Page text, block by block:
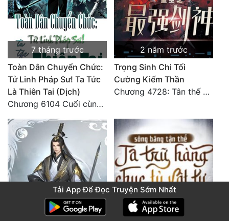
7 tháng trước
Toàn Dân Chuyển Chức:
Tử Linh Pháp Sư! Ta Tức
Là Thiên Tai (Dịch)
Chương 6104 Cuối cùng (HẾT)
2 năm trước
Trọng Sinh Chi Tối
Cường Kiếm Thần
Chương 4728: Tân thế giới (đại kết cục) (10)
Tải App Để Đọc Truyện Sớm Nhất